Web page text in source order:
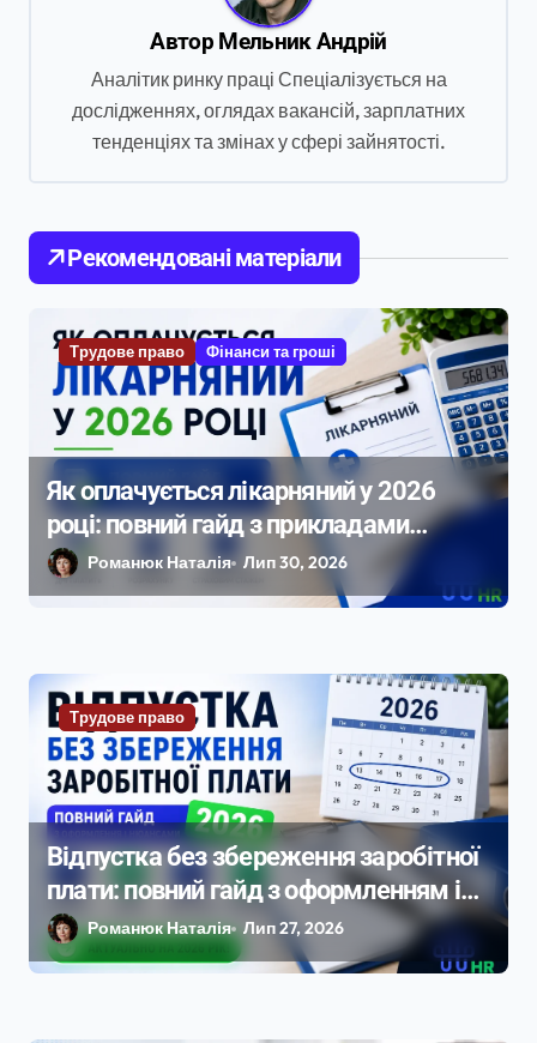
и
с
Автор Мельник Андрій
Аналітик ринку праці Спеціалізується на
дослідженнях, оглядах вакансій, зарплатних
тенденціях та змінах у сфері зайнятості.
Рекомендовані матеріали
Трудове право Фінанси та гроші
Як оплачується лікарняний у 2026
році: повний гайд з прикладами
розрахунку
Романюк Наталія Лип 30, 2026
Трудове право
Відпустка без збереження заробітної
плати: повний гайд з оформленням і
нюансами 2026
Романюк Наталія Лип 27, 2026